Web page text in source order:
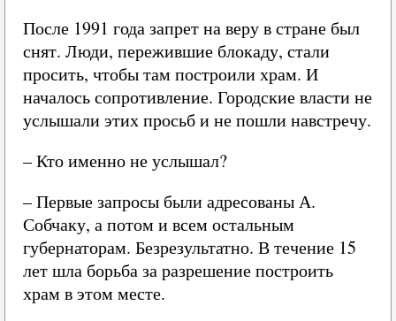
После 1991 года запрет на веру в стране был
снят. Люди, пережившие блокаду, стали
просить, чтобы там построили храм. И
началось сопротивление. Городские власти не
услышали этих просьб и не пошли навстречу.
– Кто именно не услышал?
– Первые запросы были адресованы А.
Собчаку, а потом и всем остальным
губернаторам. Безрезультатно. В течение 15
лет шла борьба за разрешение построить
храм в этом месте.